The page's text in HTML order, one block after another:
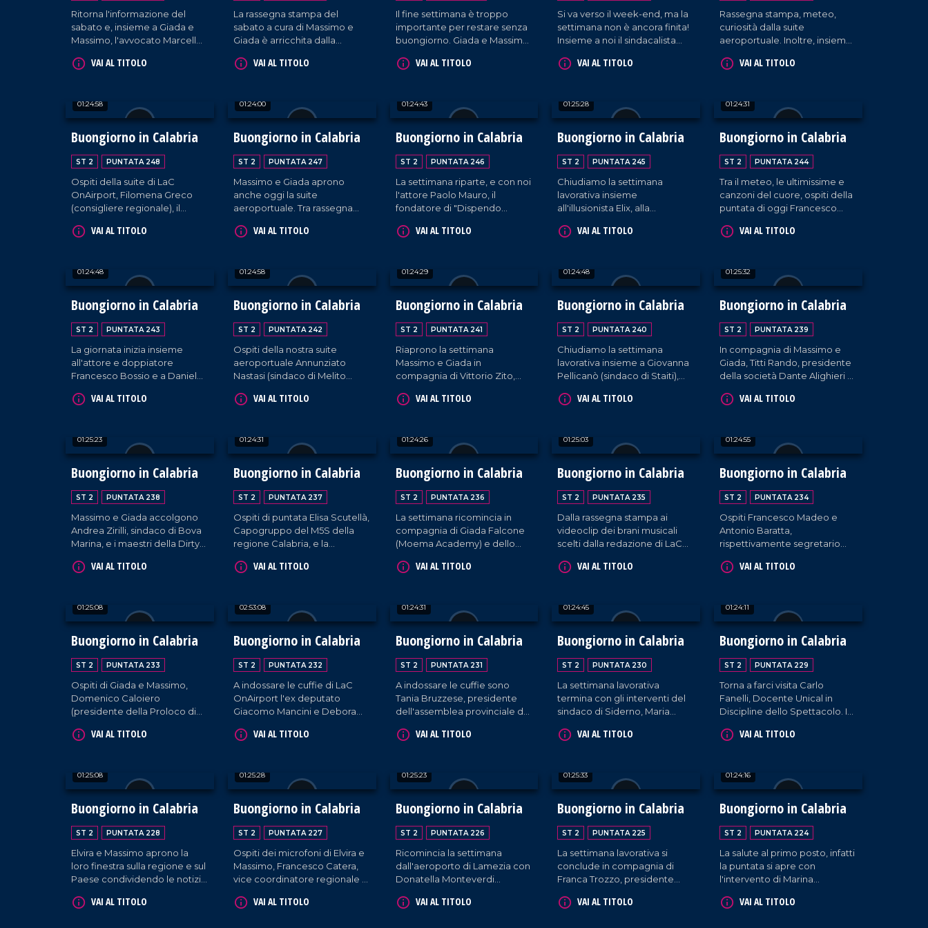
Ritorna l'informazione del
sabato e, insieme a Giada e
Massimo, l'avvocato Marcello
Frascino e Azzurra D'Atri e la
VAI AL TITOLO
La rassegna stampa del
sabato a cura di Massimo e
Giada è arricchita dalla
Rosamaria Aquino e di don
Saving Humans").
Intervengono, inoltre, la
content creator Noemi
Spinetti e il mentalista Mattia
Di Pace.
VAI AL TITOLO
Il fine settimana è troppo
importante per restare senza
buongiorno. Giada e Massimo
aeroportuale ogni sabato.
del sindaco di Reggio Calabria
Mimmo Battaglia e di
Gaetano Moraca, giornalista e
ideatore del Festival del
Lamento.
VAI AL TITOLO
Si va verso il week-end, ma la
settimana non è ancora finita!
Insieme a noi il sindacalista
l'imprenditore Enzo Serra e
VAI AL TITOLO
Rassegna stampa, meteo,
curiosità dalla suite
aeroportuale. Inoltre, insieme
Rende (consigliere comunale
Paolo Paviglianiti.
VAI AL TITOLO
01:24:58
Buongiorno in Calabria
ST 2 PUNTATA 248
Ospiti della suite di LaC
OnAirport, Filomena Greco
(consigliere regionale), il
film-maker Andrea Bonanno.
VAI AL TITOLO
01:24:00
Buongiorno in Calabria
ST 2 PUNTATA 247
Massimo e Giada aprono
anche oggi la suite
aeroportuale. Tra rassegna
presidente della Camera
Viscomi, sostituto procuratore
della Repubblica a Catanzaro
e Presidente nazionale
dell'area DG; la cantante
Fabrizia Dragone.
VAI AL TITOLO
01:24:43
Buongiorno in Calabria
ST 2 PUNTATA 246
La settimana riparte, e con noi
l'attore Paolo Mauro, il
fondatore di "Dispendo
Carè e l'avvocato Francesco
VAI AL TITOLO
01:25:28
Buongiorno in Calabria
ST 2 PUNTATA 245
Chiudiamo la settimana
lavorativa insieme
all'illusionista Elix, alla
Giovanni Buscema e Simona
VAI AL TITOLO
01:24:31
Buongiorno in Calabria
ST 2 PUNTATA 244
Tra il meteo, le ultimissime e
canzoni del cuore, ospiti della
puntata di oggi Francesco
consiglio comunale di Rende)
Giò.
VAI AL TITOLO
01:24:48
Buongiorno in Calabria
ST 2 PUNTATA 243
La giornata inizia insieme
all'attore e doppiatore
Francesco Bossio e a Daniele
D'Epiro. In compagnia di
d'orchestra di Sanremo.
VAI AL TITOLO
01:24:58
Buongiorno in Calabria
ST 2 PUNTATA 242
Ospiti della nostra suite
aeroportuale Annunziato
Nastasi (sindaco di Melito
Chiara Montalto.
VAI AL TITOLO
01:24:29
Buongiorno in Calabria
ST 2 PUNTATA 241
Riaprono la settimana
Massimo e Giada in
compagnia di Vittorio Zito,
del sassofonista Francesco
VAI AL TITOLO
01:24:48
Buongiorno in Calabria
ST 2 PUNTATA 240
Chiudiamo la settimana
lavorativa insieme a Giovanna
Pellicanò (sindaco di Staiti),
Fabio Colica (Magna Grecia
non perdere.
VAI AL TITOLO
01:25:32
Buongiorno in Calabria
ST 2 PUNTATA 239
In compagnia di Massimo e
Giada, Titti Rando, presidente
della società Dante Alighieri di
Malizia.VAI AL TITOLO
01:25:23
Buongiorno in Calabria
ST 2 PUNTATA 238
Massimo e Giada accolgono
Andrea Zirilli, sindaco di Bova
Marina, e i maestri della Dirty
Ilaria Renne. Ospite anche il
VAI AL TITOLO
01:24:31
Buongiorno in Calabria
ST 2 PUNTATA 237
Ospiti di puntata Elisa Scutellà,
Capogruppo del M5S della
regione Calabria, e la
sempre, una panoramica sulle
VAI AL TITOLO
01:24:26
Buongiorno in Calabria
ST 2 PUNTATA 236
La settimana ricomincia in
compagnia di Giada Falcone
(Moema Academy) e dello
Salituro.VAI AL TITOLO
01:25:03
Buongiorno in Calabria
ST 2 PUNTATA 235
Dalla rassegna stampa ai
videoclip dei brani musicali
scelti dalla redazione di LaC
arricchita dalla presenza dei
Viola e Luigi Viola,
rispettivamente responsabile
commerciale e titolare di
Cantine Viola.
VAI AL TITOLO
01:24:55
Buongiorno in Calabria
ST 2 PUNTATA 234
Ospiti Francesco Madeo e
Antonio Baratta,
rispettivamente segretario
Camera del Lavoro CGIL di
collegati per testimoniare
l'assemblea permanente
contro l'isolamento del paese
dal crollo del ponte. Spazio
anche al cantautore Giuseppe
Medaglia.
VAI AL TITOLO
01:25:08
Buongiorno in Calabria
ST 2 PUNTATA 233
Ospiti di Giada e Massimo,
Domenico Caloiero
(presidente della Proloco di
Cardamone (vicesindaco e
VAI AL TITOLO
02:53:08
Buongiorno in Calabria
ST 2 PUNTATA 232
A indossare le cuffie di LaC
OnAirport l'ex deputato
Giacomo Mancini e Debora
in corso).VAI AL TITOLO
01:24:31
Buongiorno in Calabria
ST 2 PUNTATA 231
A indossare le cuffie sono
Tania Bruzzese, presidente
dell'assemblea provinciale del
cantante Christian Antonio
VAI AL TITOLO
01:24:45
Buongiorno in Calabria
ST 2 PUNTATA 230
La settimana lavorativa
termina con gli interventi del
sindaco di Siderno, Maria
Francesco Lo Giudice,
VAI AL TITOLO
01:24:11
Buongiorno in Calabria
ST 2 PUNTATA 229
Torna a farci visita Carlo
Fanelli, Docente Unical in
Discipline dello Spettacolo. In
Sindaco di Crotone e
Show Dance Academy.
VAI AL TITOLO
01:25:08
Buongiorno in Calabria
ST 2 PUNTATA 228
Elvira e Massimo aprono la
loro finestra sulla regione e sul
Paese condividendo le notizie
compagnia, l'assessore al
VAI AL TITOLO
01:25:28
Buongiorno in Calabria
ST 2 PUNTATA 227
Ospiti dei microfoni di Elvira e
Massimo, Francesco Catera,
vice coordinatore regionale di
e Francesco De Luca,
VAI AL TITOLO
01:25:23
Buongiorno in Calabria
ST 2 PUNTATA 226
Ricomincia la settimana
dall'aeroporto di Lamezia con
Donatella Monteverdi
Catanzaro con delega alla
VAI AL TITOLO
01:25:33
Buongiorno in Calabria
ST 2 PUNTATA 225
La settimana lavorativa si
conclude in compagnia di
Franca Trozzo, presidente
Tessile, e della fashion
VAI AL TITOLO
01:24:16
Buongiorno in Calabria
ST 2 PUNTATA 224
La salute al primo posto, infatti
la puntata si apre con
l'intervento di Marina
Comitato Salute di Polistena,
VAI AL TITOLO